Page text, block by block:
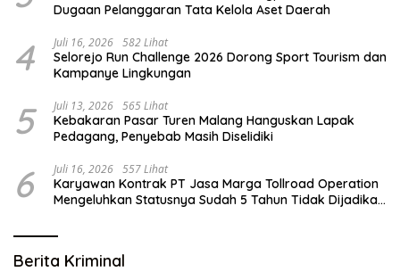
Dugaan Pelanggaran Tata Kelola Aset Daerah
4 Juli 16, 2026 582 Lihat
Selorejo Run Challenge 2026 Dorong Sport Tourism dan
Kampanye Lingkungan
5 Juli 13, 2026 565 Lihat
Kebakaran Pasar Turen Malang Hanguskan Lapak
Pedagang, Penyebab Masih Diselidiki
6 Juli 16, 2026 557 Lihat
Karyawan Kontrak PT Jasa Marga Tollroad Operation
Mengeluhkan Statusnya Sudah 5 Tahun Tidak Dijadikan
Berita Kriminal